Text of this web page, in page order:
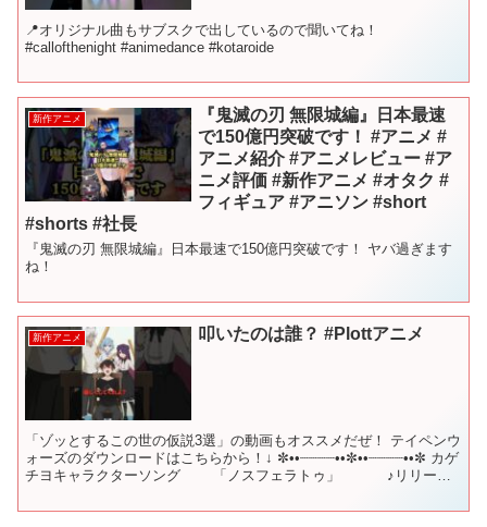
📍オリジナル曲もサブスクで出しているので聞いてね！
#callofthenight #animedance #kotaroide
新作アニメ
『鬼滅の刃 無限城編』日本最速
で150億円突破です！ #アニメ #
アニメ紹介 #アニメレビュー #ア
ニメ評価 #新作アニメ #オタク #
フィギュア #アニソン #short
#shorts #社長
『鬼滅の刃 無限城編』日本最速で150億円突破です！ ヤバ過ぎます
ね！
新作アニメ 叩いたのは誰？ #Plottアニメ
「ゾッとするこの世の仮説3選」の動画もオススメだぜ！ テイペンウ
ォーズのダウンロードはこちらから！↓ ✼••┈┈┈┈••✼••┈┈┈┈••✼ カゲ
チヨキャラクターソング 「ノスフェラトゥ」 ♪リリース